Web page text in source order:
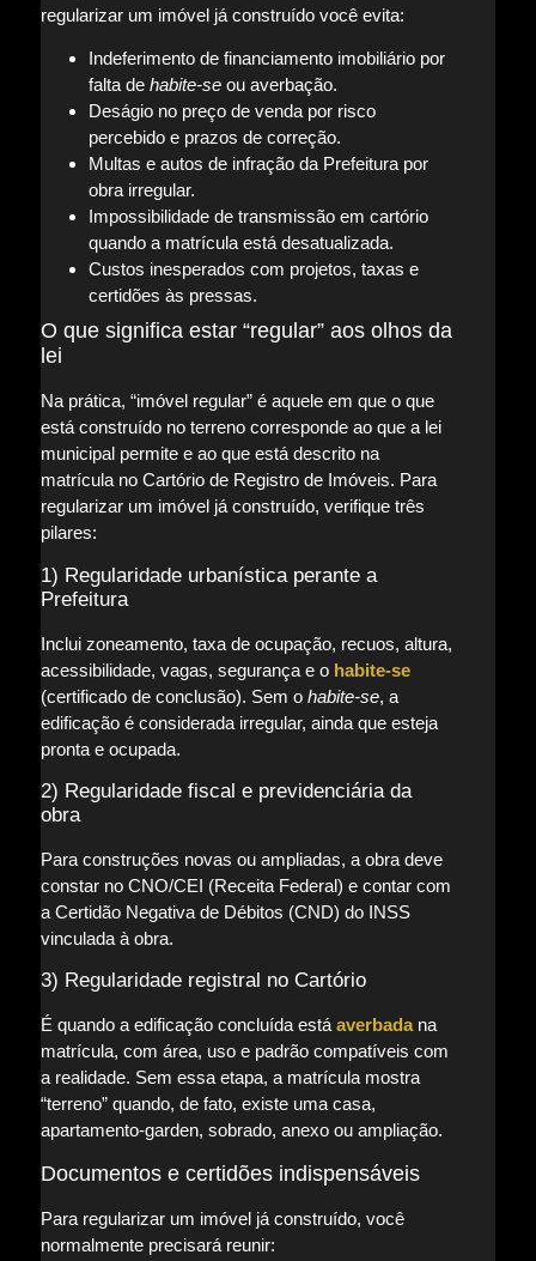
regularizar um imóvel já construído você evita:
Indeferimento de financiamento imobiliário por
falta de habite-seou averbação.
Deságio no preço de venda por risco
percebido e prazos de correção.
Multas e autos de infração da Prefeitura por
obra irregular.
Impossibilidade de transmissão em cartório
quando a matrícula está desatualizada.
Custos inesperados com projetos, taxas e
certidões às pressas.
O que significa estar “regular” aos olhos da
lei
Na prática, “imóvel regular” é aquele em que o que
está construído no terreno corresponde ao que a lei
municipal permite e ao que está descrito na
matrícula no Cartório de Registro de Imóveis. Para
regularizar um imóvel já construído, verifique três
pilares:
1) Regularidade urbanística perante a
Prefeitura
Inclui zoneamento, taxa de ocupação, recuos, altura,
acessibilidade, vagas, segurança e o habite-se
(certificado de conclusão). Sem o habite-se, a
edificação é considerada irregular, ainda que esteja
pronta e ocupada.
2) Regularidade fiscal e previdenciária da
obra
Para construções novas ou ampliadas, a obra deve
constar no CNO/CEI (Receita Federal) e contar com
a Certidão Negativa de Débitos (CND) do INSS
vinculada à obra.
3) Regularidade registral no Cartório
É quando a edificação concluída estáaverbadana
matrícula, com área, uso e padrão compatíveis com
a realidade. Sem essa etapa, a matrícula mostra
“terreno” quando, de fato, existe uma casa,
apartamento-garden, sobrado, anexo ou ampliação.
Documentos e certidões indispensáveis
Para regularizar um imóvel já construído, você
normalmente precisará reunir: